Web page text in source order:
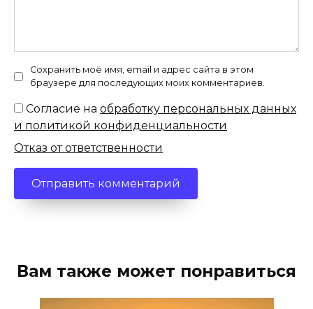
Сохранить моё имя, email и адрес сайта в этом
браузере для последующих моих комментариев.
Согласие на обработку персональных данных
и политикой конфиденциальности
Отказ от ответственности
Вам также может понравиться